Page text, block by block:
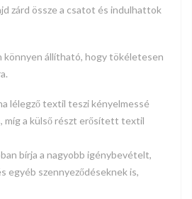
zárd össze a csatot és indulhattok
könnyen állítható, hogy tökéletesen
lélegző textil teszi kényelmessé
míg a külső részt erősített textil
bírja a nagyobb igénybevételt,
egyéb szennyeződéseknek is,